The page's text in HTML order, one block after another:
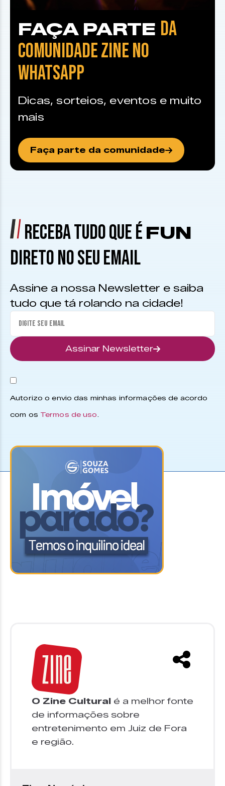
FAÇA PARTE DA
COMUNIDADE ZINE NO
WHATSAPP
Dicas, sorteios, eventos e muito
mais
Faça parte da comunidade
RECEBA TUDO QUE É FUN
DIRETO NO SEU EMAIL
Assine a nossa Newsletter e saiba
tudo que tá rolando na cidade!
Assinar Newsletter
Autorizo o envio das minhas informações de acordo
com os Termos de uso.
O Zine Cultural é a melhor fonte
de informações sobre
entretenimento em Juiz de Fora
e região.